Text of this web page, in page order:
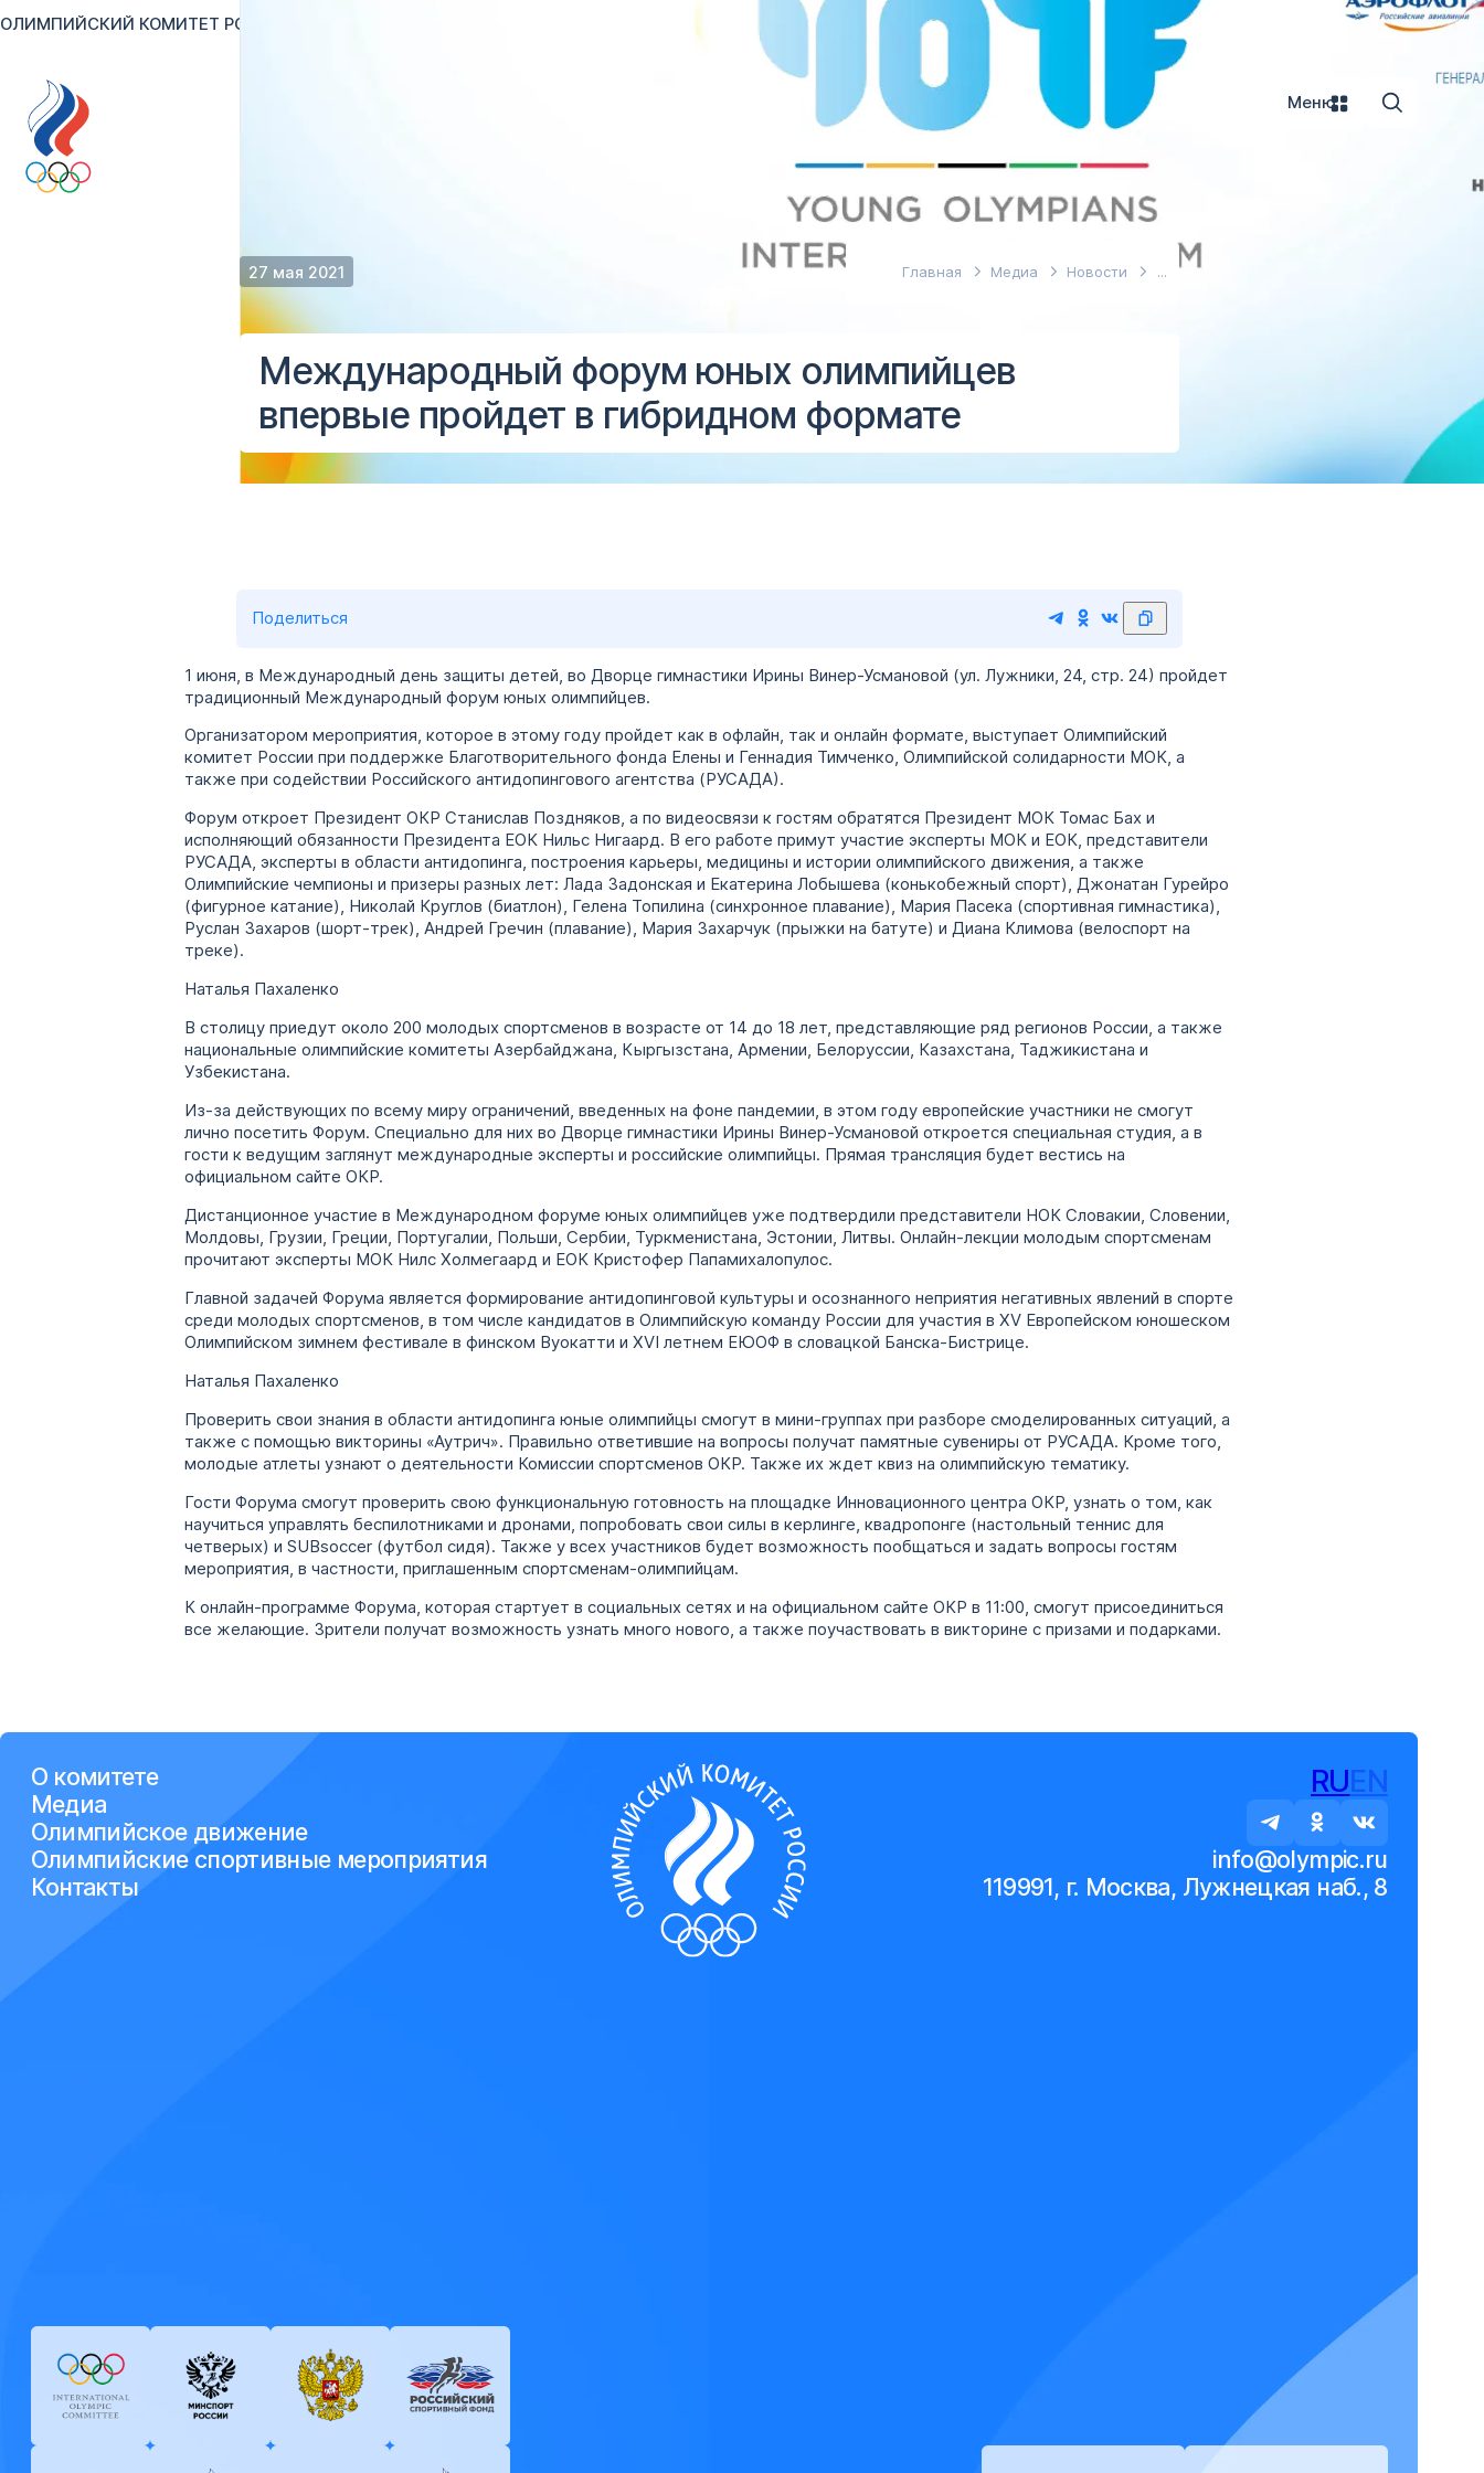
ОЛИМПИЙСКИЙ КОМИТЕТ РОССИИ
Меню
27 мая 2021 Главная Медиа Новости
Международный форум юных олимпийцев
впервые пройдет в гибридном формате
Поделиться
1 июня, в Международный день защиты детей, во Дворце гимнастики Ирины Винер-Усмановой (ул. Лужники, 24, стр. 24) пройдет
традиционный Международный форум юных олимпийцев.
Организатором мероприятия, которое в этому году пройдет как в офлайн, так и онлайн формате, выступает Олимпийский
комитет России при поддержке Благотворительного фонда Елены и Геннадия Тимченко, Олимпийской солидарности МОК, а
также при содействии Российского антидопингового агентства (РУСАДА).
Форум откроет Президент ОКР Станислав Поздняков, а по видеосвязи к гостям обратятся Президент МОК Томас Бах и
исполняющий обязанности Президента ЕОК Нильс Нигаард. В его работе примут участие эксперты МОК и ЕОК, представители
РУСАДА, эксперты в области антидопинга, построения карьеры, медицины и истории олимпийского движения, а также
Олимпийские чемпионы и призеры разных лет: Лада Задонская и Екатерина Лобышева (конькобежный спорт), Джонатан Гурейро
(фигурное катание), Николай Круглов (биатлон), Гелена Топилина (синхронное плавание), Мария Пасека (спортивная гимнастика),
Руслан Захаров (шорт-трек), Андрей Гречин (плавание), Мария Захарчук (прыжки на батуте) и Диана Климова (велоспорт на
треке).
Наталья Пахаленко
В столицу приедут около 200 молодых спортсменов в возрасте от 14 до 18 лет, представляющие ряд регионов России, а также
национальные олимпийские комитеты Азербайджана, Кыргызстана, Армении, Белоруссии, Казахстана, Таджикистана и
Узбекистана.
Из-за действующих по всему миру ограничений, введенных на фоне пандемии, в этом году европейские участники не смогут
лично посетить Форум. Специально для них во Дворце гимнастики Ирины Винер-Усмановой откроется специальная студия, а в
гости к ведущим заглянут международные эксперты и российские олимпийцы. Прямая трансляция будет вестись на
официальном сайте ОКР.
Дистанционное участие в Международном форуме юных олимпийцев уже подтвердили представители НОК Словакии, Словении,
Молдовы, Грузии, Греции, Португалии, Польши, Сербии, Туркменистана, Эстонии, Литвы. Онлайн-лекции молодым спортсменам
прочитают эксперты МОК Нилс Холмегаард и ЕОК Кристофер Папамихалопулос.
Главной задачей Форума является формирование антидопинговой культуры и осознанного неприятия негативных явлений в спорте
среди молодых спортсменов, в том числе кандидатов в Олимпийскую команду России для участия в XV Европейском юношеском
Олимпийском зимнем фестивале в финском Вуокатти и XVI летнем ЕЮОФ в словацкой Банска-Бистрице.
Наталья Пахаленко
Проверить свои знания в области антидопинга юные олимпийцы смогут в мини-группах при разборе смоделированных ситуаций, а
также с помощью викторины «Аутрич». Правильно ответившие на вопросы получат памятные сувениры от РУСАДА. Кроме того,
молодые атлеты узнают о деятельности Комиссии спортсменов ОКР. Также их ждет квиз на олимпийскую тематику.
Гости Форума смогут проверить свою функциональную готовность на площадке Инновационного центра ОКР, узнать о том, как
научиться управлять беспилотниками и дронами, попробовать свои силы в керлинге, квадропонге (настольный теннис для
четверых) и SUBsoccer (футбол сидя). Также у всех участников будет возможность пообщаться и задать вопросы гостям
мероприятия, в частности, приглашенным спортсменам-олимпийцам.
К онлайн-программе Форума, которая стартует в социальных сетях и на официальном сайте ОКР в 11:00, смогут присоединиться
все желающие. Зрители получат возможность узнать много нового, а также поучаствовать в викторине с призами и подарками.
О комитете
Медиа
Олимпийское движение
Олимпийские спортивные мероприятия
Контакты
RUEN
info@olympic.ru
119991, г. Москва, Лужнецкая наб., 8